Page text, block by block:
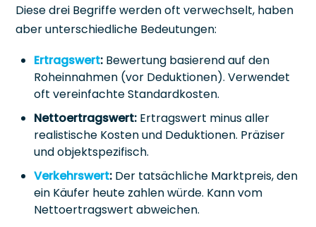
Diese drei Begriffe werden oft verwechselt, haben
aber unterschiedliche Bedeutungen:
Ertragswert: Bewertung basierend auf den
Roheinnahmen (vor Deduktionen). Verwendet
oft vereinfachte Standardkosten.
Nettoertragswert: Ertragswert minus aller
realistische Kosten und Deduktionen. Präziser
und objektspezifisch.
Verkehrswert: Der tatsächliche Marktpreis, den
ein Käufer heute zahlen würde. Kann vom
Nettoertragswert abweichen.